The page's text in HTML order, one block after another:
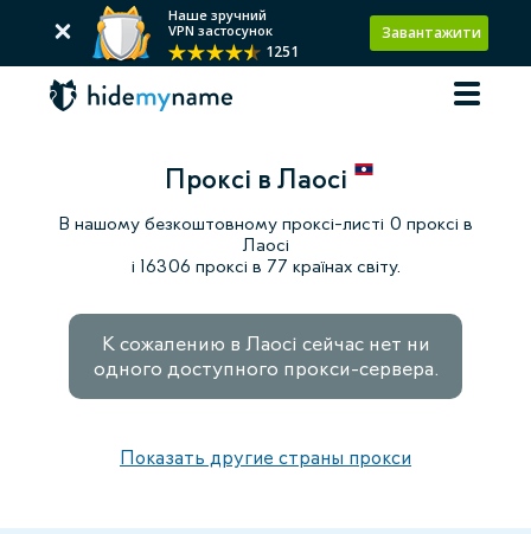
Наше зручний
VPN застосунок
1251
Завантажити
Проксі в Лаосі
В нашому безкоштовному проксі-листі 0 проксі в
Лаосі
і 16306 проксі в 77 країнах світу.
К сожалению в Лаосі сейчас нет ни
одного доступного прокси-сервера.
Показать другие страны прокси